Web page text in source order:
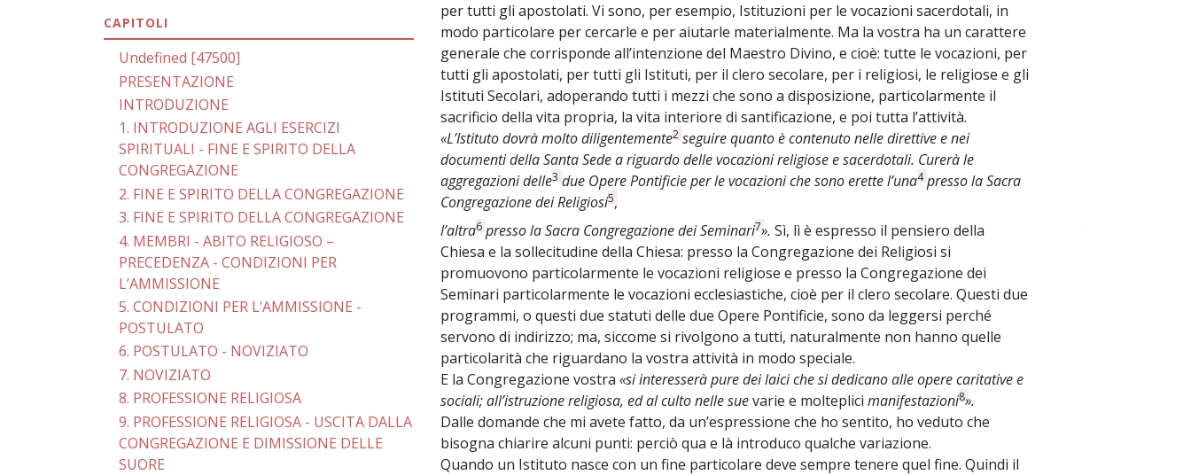
CAPITOLI
Undefined [47500]
PRESENTAZIONE
INTRODUZIONE
1. INTRODUZIONE AGLI ESERCIZI
SPIRITUALI - FINE E SPIRITO DELLA
CONGREGAZIONE
2. FINE E SPIRITO DELLA CONGREGAZIONE
3. FINE E SPIRITO DELLA CONGREGAZIONE
4. MEMBRI - ABITO RELIGIOSO –
PRECEDENZA - CONDIZIONI PER
L’AMMISSIONE
5. CONDIZIONI PER L’AMMISSIONE -
POSTULATO
6. POSTULATO - NOVIZIATO
7. NOVIZIATO
8. PROFESSIONE RELIGIOSA
9. PROFESSIONE RELIGIOSA - USCITA DALLA
CONGREGAZIONE E DIMISSIONE DELLE
SUORE
per tutti gli apostolati. Vi sono, per esempio, Istituzioni per le vocazioni sacerdotali, in
modo particolare per cercarle e per aiutarle materialmente. Ma la vostra ha un carattere
generale che corrisponde all’intenzione del Maestro Divino, e cioè: tutte le vocazioni, per
tutti gli apostolati, per tutti gli Istituti, per il clero secolare, per i religiosi, le religiose e gli
Istituti Secolari, adoperando tutti i mezzi che sono a disposizione, particolarmente il
sacrificio della vita propria, la vita interiore di santificazione, e poi tutta l’attività.
«L’Istituto dovrà molto diligentemente2 seguire quanto è contenuto nelle direttive e nei
documenti della Santa Sede a riguardo delle vocazioni religiose e sacerdotali. Curerà le
aggregazioni delle3 due Opere Pontificie per le vocazioni che sono erette l’una4 presso la Sacra
Congregazione dei Religiosi5,
l’altra6 presso la Sacra Congregazione dei Seminari7». Sì, lì è espresso il pensiero della
Chiesa e la sollecitudine della Chiesa: presso la Congregazione dei Religiosi si
promuovono particolarmente le vocazioni religiose e presso la Congregazione dei
Seminari particolarmente le vocazioni ecclesiastiche, cioè per il clero secolare. Questi due
programmi, o questi due statuti delle due Opere Pontificie, sono da leggersi perché
servono di indirizzo; ma, siccome si rivolgono a tutti, naturalmente non hanno quelle
particolarità che riguardano la vostra attività in modo speciale.
E la Congregazione vostra «si interesserà pure dei laici che si dedicano alle opere caritative e
sociali; all’istruzione religiosa, ed al culto nelle suevarie e molteplici manifestazioni8».
Dalle domande che mi avete fatto, da un’espressione che ho sentito, ho veduto che
bisogna chiarire alcuni punti: perciò qua e là introduco qualche variazione.
Quando un Istituto nasce con un fine particolare deve sempre tenere quel fine. Quindi il